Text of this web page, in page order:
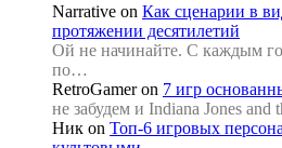
Narrative on Как сценарии в
протяжении десятилетий
Ой не начинайте. С каждым
по…
RetroGamer on 7 игр
не забудем и Indiana Jones and
Ник on Топ-6 игровых